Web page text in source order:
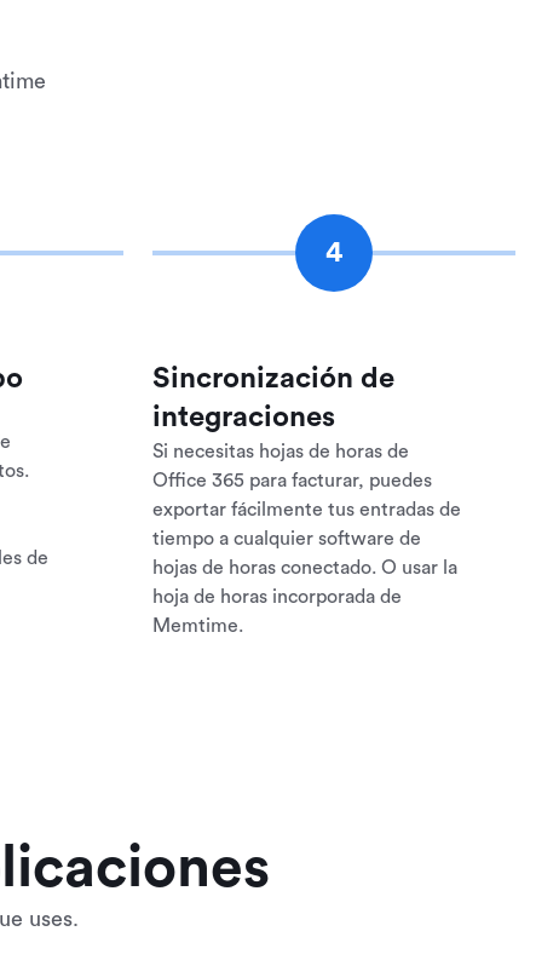
de
4
Sincronización de
integraciones
Si necesitas hojas de horas de
Office 365 para facturar, puedes
exportar fácilmente tus entradas de
tiempo a cualquier software de
hojas de horas conectado. O usar la
hoja de horas incorporada de
Memtime.
uses.